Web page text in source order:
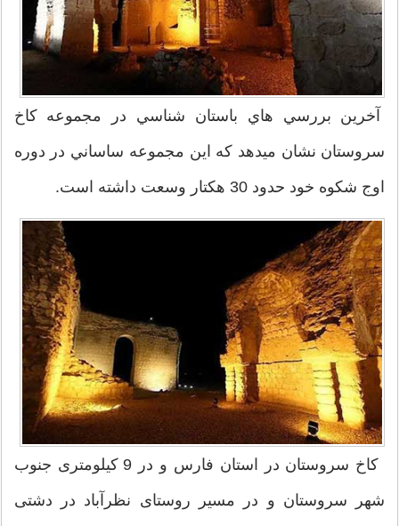
آخرين بررسي هاي باستان شناسي در مجموعه کاخ
سروستان نشان میدهد که اين مجموعه ساساني در دوره
اوج شکوه خود حدود 30 هکتار وسعت داشته است.
کاخ سروستان در استان فارس و در 9 کیلومتری جنوب
شهر سروستان و در مسیر روستای نظرآباد در دشتی